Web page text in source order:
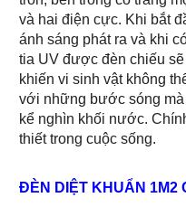
và hai điện cực. Khi bắt
ánh sáng phát ra và khi
tia UV được đèn chiếu
khiến vi sinh vật không
với những bước sóng mà
kể nghìn khối nước.
thiết trong cuộc sống.
ĐÈN DIỆT KHUẨN 1M2